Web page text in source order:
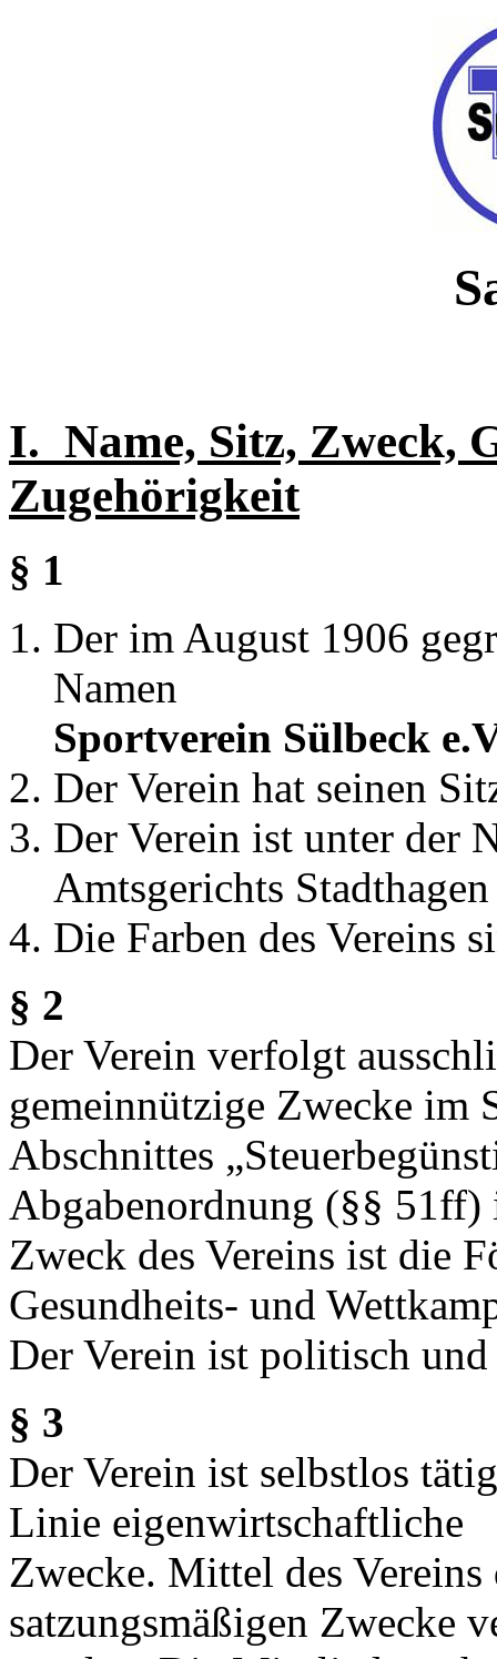
I. Name, Sitz, Zweck,
Zugehörigkeit
§ 1
Der im August 1906
Sportverein Sülbeck
Der Verein hat seinen
Der Verein ist unter der
Amtsgerichts
Die Farben des Vereins
§ 2
Der Verein verfolgt
gemeinnützige Zwecke im
Abschnittes
Abgabenordnung (§§
Zweck des Vereins ist die
Gesundheits- und
Der Verein ist politisch
§ 3
Der Verein ist selbstlos
Linie eigenwirtschaftliche
Zwecke. Mittel des
satzungsmäßigen Zwecke